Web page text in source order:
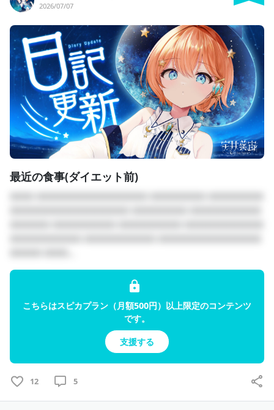
６，不定期交流会（
※Discordサーバーで行います！ミュート解除してみんな
で話せるよ！！
６ー１，限定Discordサーバーでの『雑談チャット』参加
券（💚💛🧡🤍）
おはようやおやすみがリアルタイムで見れます！
その他ういばとの会話に参加できます！
７，FC限定配信（
💚💛🧡🤍）
その名も『凸待ち握手会』！
その場でルーレットを回し、当たったキミは宙と一緒
待機の間はリスナー様同士で会話しないようにしてくだ
10分プレゼント（ 💛）
キミノートも作って思い出は一生忘れません！
※サンプラン限定の特典です！
2026/07/07
最近の食事(ダイエット前)
こちらはスピカプラン（月額500円）以上限定のコンテンツ
です。
支援する
12 5